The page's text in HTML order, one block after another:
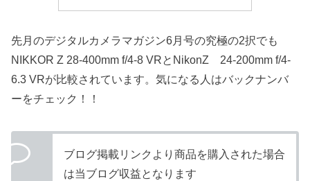
先月のデジタルカメラマガジン6月号の究極の2択でも
NIKKOR Z 28-400mm f/4-8 VRとNikonZ 24-200mm f/4-
6.3 VRが比較されています。気になる人はバックナンバ
ーをチェック！！
ブログ掲載リンクより商品を購入された場合
は当ブログ収益となります